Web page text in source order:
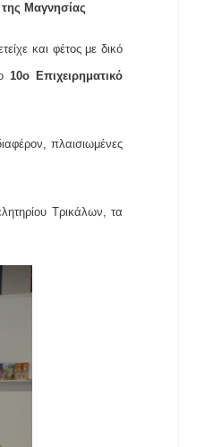
Μαγνησίας
και φέτος με δικό
10ο Επιχειρηματικό
πλαισιωμένες
Τρικάλων, τα